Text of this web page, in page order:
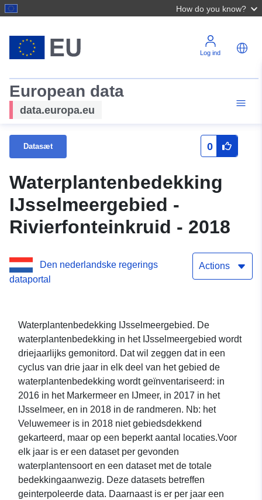
How do you know?
Log ind
European data
data.europa.eu
Datasæt 0
Waterplantenbedekking
IJsselmeergebied -
Rivierfonteinkruid - 2018
Den nederlandske regerings
dataportal
Actions
Waterplantenbedekking IJsselmeergebied. De
waterplantenbedekking in het IJsselmeergebied wordt
driejaarlijks gemonitord. Dat wil zeggen dat in een
cyclus van drie jaar in elk deel van het gebied de
waterplantenbedekking wordt geïnventariseerd: in
2016 in het Markermeer en IJmeer, in 2017 in het
IJsselmeer, en in 2018 in de randmeren. Nb: het
Veluwemeer is in 2018 niet gebiedsdekkend
gekarteerd, maar op een beperkt aantal locaties.Voor
elk jaar is er een dataset per gevonden
waterplantensoort en een dataset met de totale
bedekkingaanwezig. Deze datasets betreffen
geinterpoleerde data. Daarnaast is er per jaar een